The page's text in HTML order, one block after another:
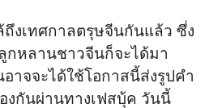
ถึงเทศกาลตรุษจีนกันแล้ว ซึ่ง
กหลานชาวจีนก็จะได้มา
าจจะได้ใช้โอกาสนี้ส่งรูปคำ
กันผ่านทางเฟสบุ้ค วันนี้